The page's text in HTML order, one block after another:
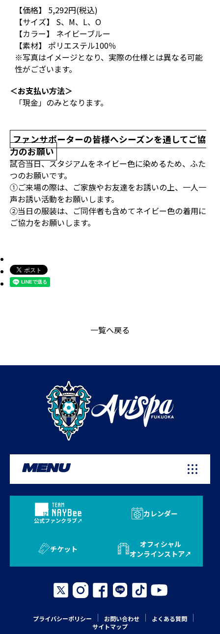
【価格】 5,292円(税込)
【サイズ】 S、M、L、O
【カラー】 ネイビーブルー
【素材】 ポリエステル100％
※写真はイメージとなり、実際の仕様とは異なる可能
性がございます。
＜お支払い方法＞
「現金」のみとなります。
ファンサポーターの皆様へシーズンを通してご協
力のお願い
試合当日、スタジアムをネイビー色に染めるため、ふた
つのお願いです。
①ご来場の際は、ご家族やお友達をお誘いの上、一人一
声お誘い活動をお願いします。
②当日の服装は、ご同伴者も含めてネイビー色の着用に
ご協力をお願いします。
一覧へ戻る
MENU
公式ファンクラブ
カレンダー
チケット
オフィシャル
オンラインストア
プライバシーポリシー お問い合わせ
よくある質問
サイトマップ